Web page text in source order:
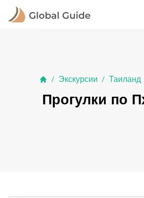
/ Экскурсии / Таиланд
Прогулки по